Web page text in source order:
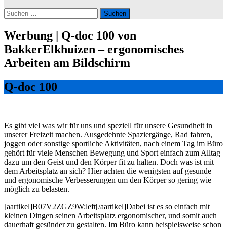
Suchen
nach:
Werbung | Q-doc 100 von
BakkerElkhuizen – ergonomisches
Arbeiten am Bildschirm
Q-doc 100
Es gibt viel was wir für uns und speziell für unsere Gesundheit in
unserer Freizeit machen. Ausgedehnte Spaziergänge, Rad fahren,
joggen oder sonstige sportliche Aktivitäten, nach einem Tag im Büro
gehört für viele Menschen Bewegung und Sport einfach zum Alltag
dazu um den Geist und den Körper fit zu halten. Doch was ist mit
dem Arbeitsplatz an sich? Hier achten die wenigsten auf gesunde
und ergonomische Verbesserungen um den Körper so gering wie
möglich zu belasten.
[aartikel]B07V2ZGZ9W:left[/aartikel]Dabei ist es so einfach mit
kleinen Dingen seinen Arbeitsplatz ergonomischer, und somit auch
dauerhaft gesünder zu gestalten. Im Büro kann beispielsweise schon